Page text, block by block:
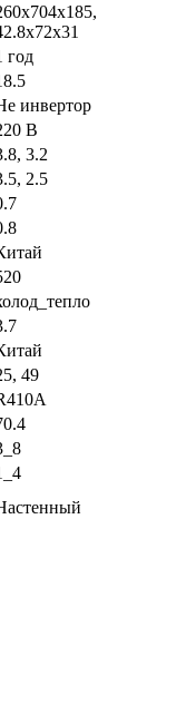
год
инвертор
В
3.2
2.5
49